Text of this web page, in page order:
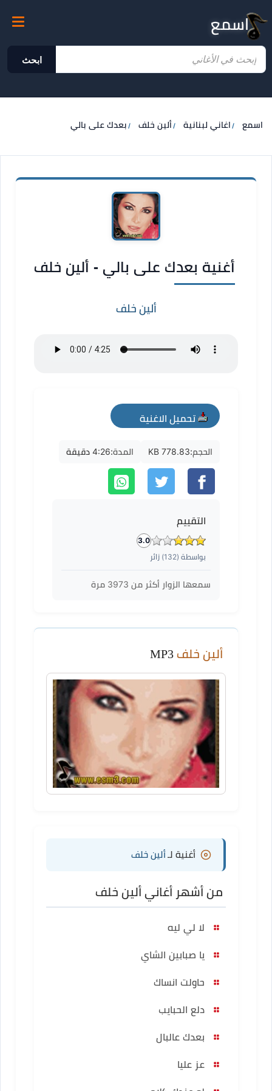
اسمع
ابحث
اسمع اغاني لبنانية ألين خلف بعدك على بالي
أغنية بعدك على بالي - ألين خلف
ألين خلف
تحميل الاغنية
mp3
الحجم:778.83 KB المدة:4:26 دقيقة
التقييم
3.0
بواسطة (132) زائر
سمعها الزوار أكثر من 3973 مرة
ألين خلف
أغنية لـألين خلف
من أشهر أغاني ألين خلف
لا لي ليه
يا صبابين الشاي
حاولت انساك
دلع الحبايب
بعدك عالبال
عز عليا